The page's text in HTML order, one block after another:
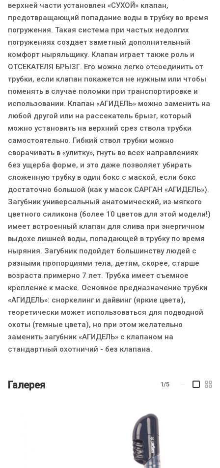
верхней части установлен «СУХОЙ» клапан,
предотвращающий попадание воды в трубку во время
погружения. Такая система при частых недолгих
погружениях создает заметный дополнительный
комфорт ныряльщику. Клапан играет также роль и
ОТСЕКАТЕЛЯ БРЫЗГ. Его можно легко отсоединить от
трубки, если клапан покажется не нужным или чтобы
поменять в случае поломки при транспортировке и
использовании. Клапан «АГИДЕЛЬ» можно заменить на
любой другой или на рассекатель брызг, который
можно установить на верхний срез ствола трубки
самостоятельно. Гибкий ствол трубки можно
сворачивать в «улитку», гнуть во всех направлениях
без ущерба форме, и это даже позволяет убирать
сложенную трубку в один бокс с маской, если бокс
достаточно большой (как у масок САРГАН «АГИДЕЛЬ»).
Загубник универсальный анатомический, из мягкого
цветного силикона (более 10 цветов для этой модели!)
имеет встроенный клапан для слива при энергичном
выдохе лишней воды, попадающей в трубку по время
ныряния. Загубник подойдет большинству людей с
разными пропорциями тела, детям, скорее, старше
возраста примерно 7 лет. Трубка имеет съемное
крепление к маске. Основное предназначение трубки
«АГИДЕЛЬ»: сноркелинг и дайвинг (яркие цвета),
теоретически может использоваться для подводной
охоты (темные цвета), но при этом желательно
заменить загубник «АГИДЕЛЬ» с клапаном на
стандартный охотничий - без клапана.
Галерея 1/5